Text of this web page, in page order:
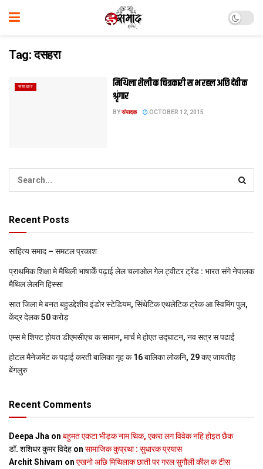
Tag:दसहरा
समाचार
मि‍थिला शैली क चित्रकारी स भ रहल अछि देवी क
श्रृंगार
BYसंपादक OCTOBER 12, 2015
Recent Posts
साहित्य समाद – समटल प्रकाश
प्राथमिक शि‍क्षा मे मैथि‍ली भाषाकेँ पढ़ाई लेल चलाओल गेल ट्वीटर ट्रेंड : भारत संगे नेपालक
मैथिल लेलनि हिस्सा
सात जिला मे बनत बहुउद्देशीय इंडोर स्‍टेडि‍यम, सिंथेटिक एथलेटिक ट्रेक आ स्विमिंग पुल,
केंद्र देलक 50 करोड़
एम्स मे शिफ्ट होयत डीएमसीएच क सामान, मार्च मे होएत उद्घाटन, नव सत्र स पढाई
होटल मैनेजमेंट क पढ़ाई करती बालिका गृह क 16 बालिका लोकनि, 29 कए जायतीह
बेंगलुरु
Recent Comments
Deepa Jha on बहुमत एकटा भीड़क नाम थिक, एकरा लग विवेक नहि होइत छैक
डॉ. शशिधर कुमर विदेह on सामाजिक कुप्रथा : सुधारक प्रयास
Archit Shivam on एखनो अछि मिथिलाक छाती पर गरल सुगौली कील क टीस